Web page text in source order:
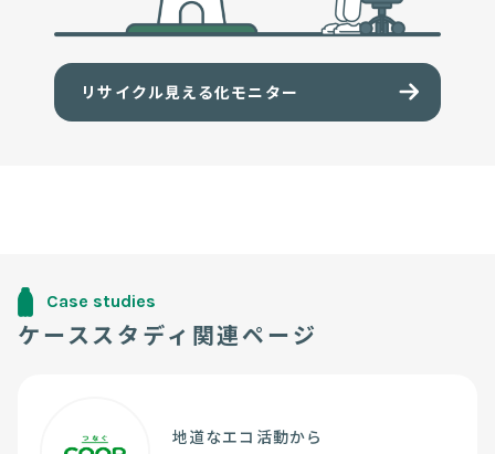
リサイクル見える化モニター
Case studies
ケーススタディ関連ページ
地道なエコ活動から